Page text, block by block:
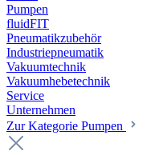
Pumpen
fluidFIT
Pneumatikzubehör
Industriepneumatik
Vakuumtechnik
Vakuumhebetechnik
Service
Unternehmen
Zur Kategorie Pumpen